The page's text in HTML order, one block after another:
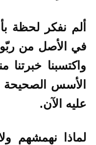
ألم نفكر لحظة
في الأصل من
واكتسبنا
الأسس
عليه الآن.
لماذا نهمشهم